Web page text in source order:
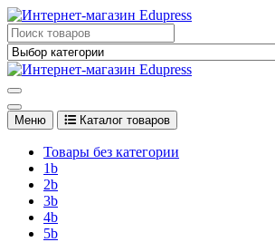
Перейти
к
содержимому
Edupress Uzbekistan, Edupress Узбекистан,
английском языке
английском языке
Меню Каталог товаров
Товары без категории
1b
2b
3b
4b
5b